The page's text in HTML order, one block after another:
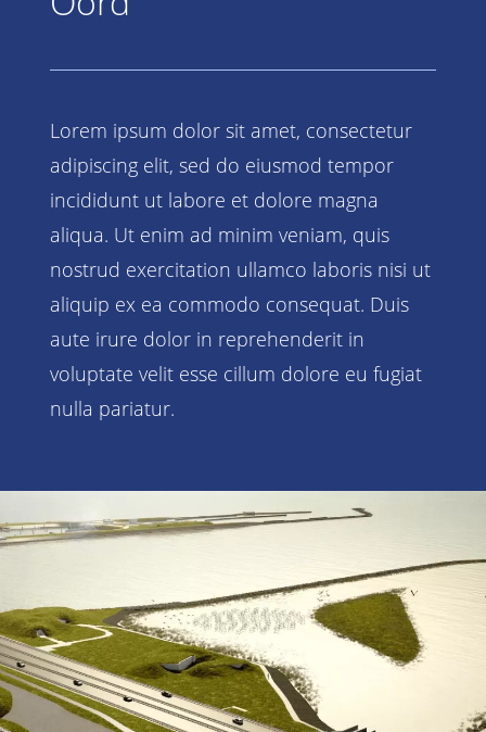
Lorem ipsum dolor sit amet, consectetur
adipiscing elit, sed do eiusmod tempor
incididunt ut labore et dolore magna
aliqua. Ut enim ad minim veniam, quis
nostrud exercitation ullamco laboris nisi ut
aliquip ex ea commodo consequat. Duis
aute irure dolor in reprehenderit in
voluptate velit esse cillum dolore eu fugiat
nulla pariatur.